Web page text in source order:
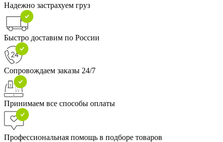
Надежно застрахуем груз
Быстро доставим по России
Сопровождаем заказы 24/7
Принимаем все способы оплаты
Профессиональная помощь в подборе товаров